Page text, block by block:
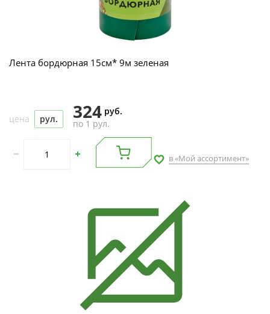
Лента бордюрная 15см* 9м зеленая
цена рул. 324 руб.
по 1 рул.
в «Мой ассортимент»